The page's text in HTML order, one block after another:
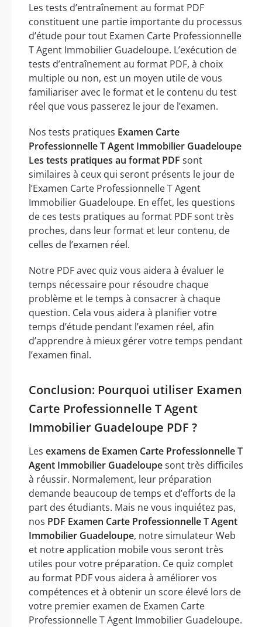
Les tests d’entraînement au format PDF
constituent une partie importante du processus
d’étude pour tout Examen Carte Professionnelle
T Agent Immobilier Guadeloupe. L’exécution de
tests d’entraînement au format PDF, à choix
multiple ou non, est un moyen utile de vous
familiariser avec le format et le contenu du test
réel que vous passerez le jour de l’examen.
Nos tests pratiques Examen Carte
Professionnelle T Agent Immobilier Guadeloupe
Les tests pratiques au format PDF sont
similaires à ceux qui seront présents le jour de
l’Examen Carte Professionnelle T Agent
Immobilier Guadeloupe. En effet, les questions
de ces tests pratiques au format PDF sont très
proches, dans leur format et leur contenu, de
celles de l’examen réel.
Notre PDF avec quiz vous aidera à évaluer le
temps nécessaire pour résoudre chaque
problème et le temps à consacrer à chaque
question. Cela vous aidera à planifier votre
temps d’étude pendant l’examen réel, afin
d’apprendre à mieux gérer votre temps pendant
l’examen final.
Conclusion: Pourquoi utiliser Examen
Carte Professionnelle T Agent
Immobilier Guadeloupe PDF ?
Les examens de Examen Carte Professionnelle T
Agent Immobilier Guadeloupesont très difficiles
à réussir. Normalement, leur préparation
demande beaucoup de temps et d’efforts de la
part des étudiants. Mais ne vous inquiétez pas,
nos PDF Examen Carte Professionnelle T Agent
Immobilier Guadeloupe, notre simulateur Web
et notre application mobile vous seront très
utiles pour votre préparation. Ce quiz complet
au format PDF vous aidera à améliorer vos
compétences et à obtenir un score élevé lors de
votre premier examen de Examen Carte
Professionnelle T Agent Immobilier Guadeloupe.